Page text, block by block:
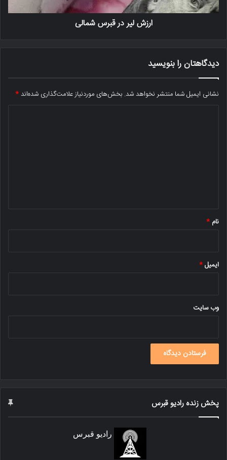
ارزش لیر در قبرس شمالی
دیدگاهتان را بنویسید
نشانی ایمیل شما منتشر نخواهد شد. بخش‌های موردنیاز علامت‌گذاری شده‌اند*
نام *
ایمیل*
وب‌ سایت
پخش زنده رادیو قبرس
رادیو قبرس